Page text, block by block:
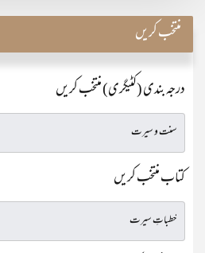
منتخب کریں
درجہ بندی (کٹیگری) منتخب کریں
کتاب منتخب کریں